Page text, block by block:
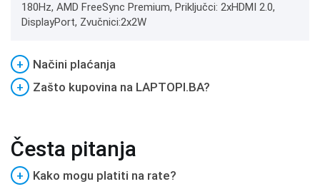
180Hz, AMD FreeSync Premium, Priključci: 2xHDMI 2.0,
DisplayPort, Zvučnici:2x2W
+
Načini plaćanja
+
Zašto kupovina na LAPTOPI.BA?
Česta pitanja
+
Kako mogu platiti na rate?